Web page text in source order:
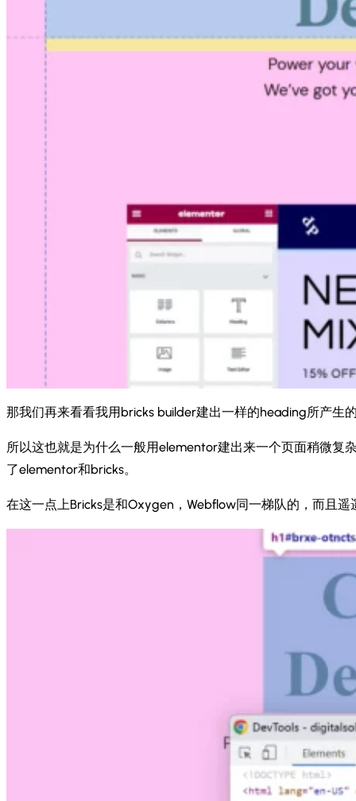
那我们再来看看我用bricks builder建出一样的heading所产生
所以这也就是为什么一般用elementor建出来一个页面稍微复
了elementor和bricks。
在这一点上Bricks是和Oxygen，Webflow同一梯队的，而且遥